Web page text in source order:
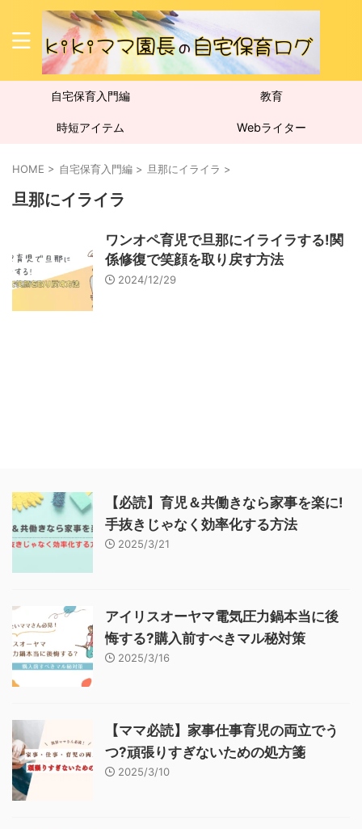
自宅保育入門編 教育
時短アイテム Webライター
HOME > 自宅保育入門編 > 旦那にイライラ >
旦那にイライラ
ワンオペ育児で旦那にイライラする!関
係修復で笑顔を取り戻す方法
2024/12/29
【必読】育児＆共働きなら家事を楽に!
手抜きじゃなく効率化する方法
2025/3/21
アイリスオーヤマ電気圧力鍋本当に後
悔する?購入前すべきマル秘対策
2025/3/16
【ママ必読】家事仕事育児の両立でう
つ?頑張りすぎないための処方箋
2025/3/10